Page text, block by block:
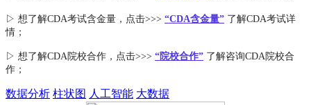
▷ 想了解CDA考试含金量 ，点击>>> “CDA含金量” 了解CDA考试详
情；
▷ 想了解CDA 院校合作 ，点击>>> “院校合作” 了解咨询CDA院校合
作；
数据分析 柱状图 人工智能 大数据